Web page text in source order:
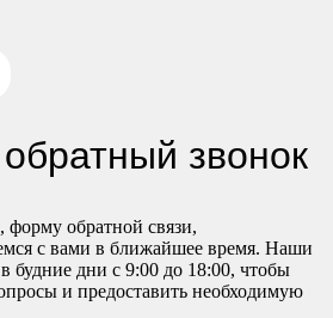
звонок
форму обратной связи,
с вами в ближайшее время. Наши
будние дни с 9:00 до 18:00, чтобы
и предоставить необходимую